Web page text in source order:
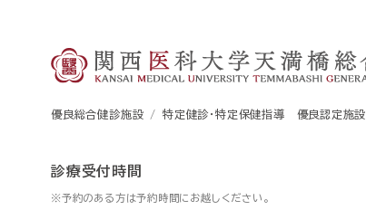
優良総合健診施設 特定健診・特定保健指導 優良認定施設
診療受付時間
※予約のある方は予約時間にお越しください。